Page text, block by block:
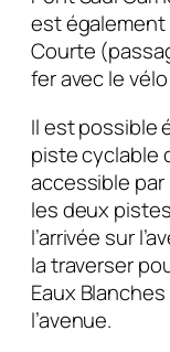
est également
Courte
fer avec le
Il est possible
piste cyclable
accessible
les deux
l’arrivée sur
la traverser
Eaux
l’avenue.